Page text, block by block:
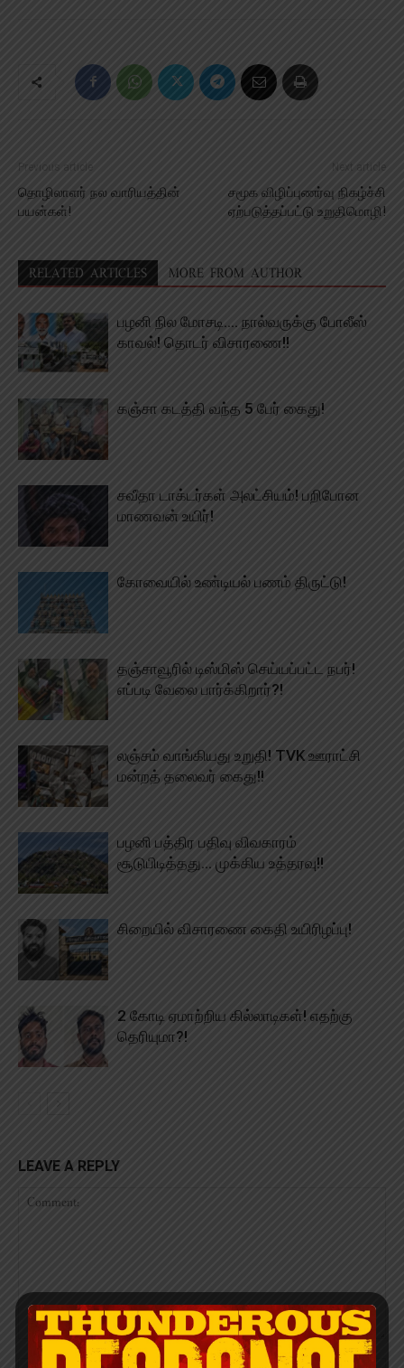
Previous article
தொழிலாளர் நல வாரியத்தின்
பயன்கள்!
Next article
சமூக விழிப்புணர்வு நிகழ்ச்சி
ஏற்படுத்தப்பட்டு உறுதிமொழி!
RELATED ARTICLES MORE FROM AUTHOR
பழனி நில மோசடி…. நால்வருக்கு போலீஸ்
காவல்! தொடர் விசாரணை!!
கஞ்சா கடத்தி வந்த 5 பேர் கைது!
சவீதா டாக்டர்கள் அலட்சியம்! பறிபோன
மாணவன் உயிர்!
கோவையில் உண்டியல் பணம் திருட்டு!
தஞ்சாவூரில் டிஸ்மிஸ் செய்யப்பட்ட நபர்!
எப்படி வேலை பார்க்கிறார்?!
லஞ்சம் வாங்கியது உறுதி! TVK ஊராட்சி
மன்றத் தலைவர் கைது!!
பழனி பத்திர பதிவு விவகாரம்
சூடுபிடித்தது… முக்கிய உத்தரவு!!
சிறையில் விசாரணை கைதி உயிரிழப்பு!
2 கோடி ஏமாற்றிய கில்லாடிகள்! எதற்கு
தெரியுமா?!
LEAVE A REPLY